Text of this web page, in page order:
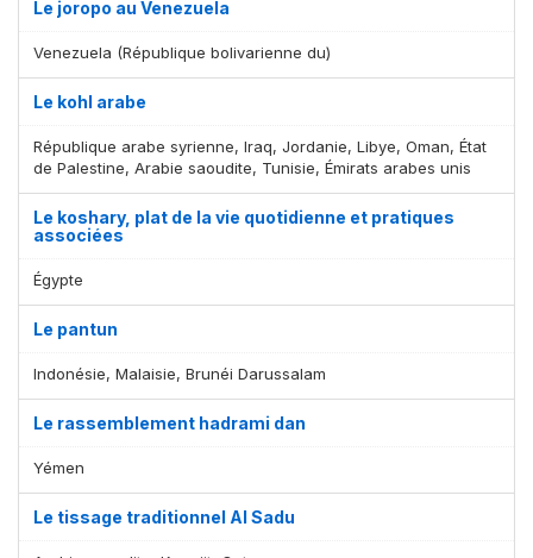
Le joropo au Venezuela
Venezuela (République bolivarienne du)
Le kohl arabe
République arabe syrienne, Iraq, Jordanie, Libye, Oman, État
de Palestine, Arabie saoudite, Tunisie, Émirats arabes unis
Le koshary, plat de la vie quotidienne et pratiques
associées
Égypte
Le pantun
Indonésie, Malaisie, Brunéi Darussalam
Le rassemblement hadrami dan
Yémen
Le tissage traditionnel Al Sadu